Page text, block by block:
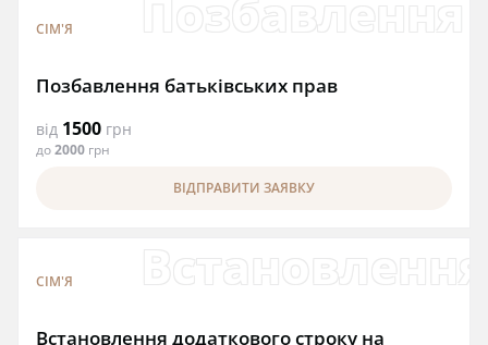
СІМ'Я
Позбавлення батьківських прав
від 1500 грн
до2000 грн
ВІДПРАВИТИ ЗАЯВКУ
СІМ'Я
Встановлення додаткового строку на